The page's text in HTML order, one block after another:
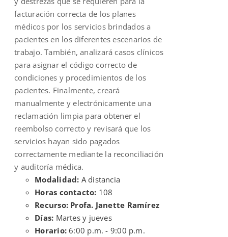
facturación correcta de los planes
médicos por los servicios brindados a
pacientes en los diferentes escenarios de
trabajo. También, analizará casos clínicos
para asignar el código correcto de
condiciones y procedimientos de los
pacientes. Finalmente, creará
manualmente y electrónicamente una
reclamación limpia para obtener el
reembolso correcto y revisará que los
servicios hayan sido pagados
correctamente mediante la reconciliación
y auditoría médica.
Modalidad: A distancia
Horas contacto: 108
Recurso: Profa. Janette Ramírez
Días: Martes y jueves
Horario:6:00 p.m. - 9:00 p.m.